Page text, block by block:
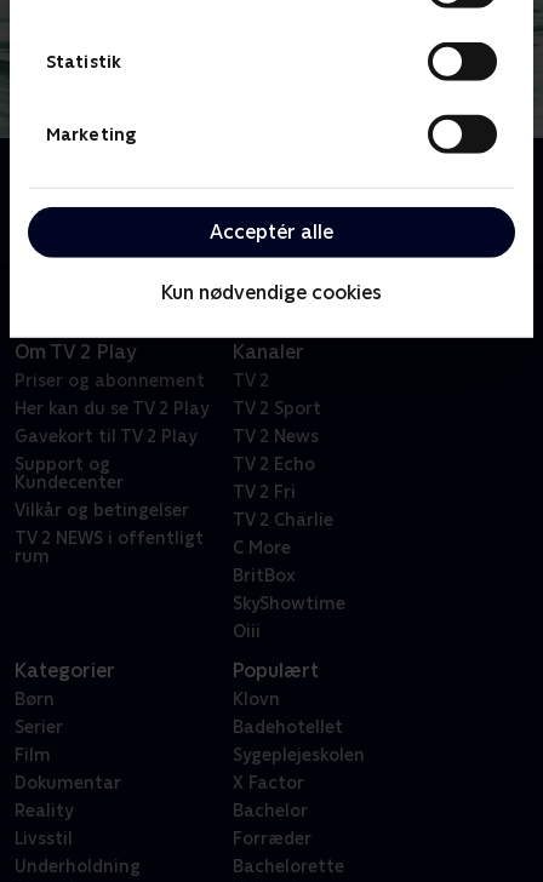
Statistik
Marketing
Acceptér alle
Kun nødvendige cookies
komplikationer ved en affære.
Om TV 2 Play
Priser og abonnement
Her kan du se TV 2 Play
Gavekort til TV 2 Play
Support og
Kundecenter
Vilkår og betingelser
TV 2 NEWS i offentligt
rum
Kanaler
TV 2
TV 2 Sport
TV 2 News
TV 2 Echo
TV 2 Fri
TV 2 Charlie
C More
BritBox
SkyShowtime
Oiii
Kategorier
Børn
Serier
Film
Dokumentar
Reality
Livsstil
Underholdning
Populært
Klovn
Badehotellet
Sygeplejeskolen
X Factor
Bachelor
Forræder
Bachelorette